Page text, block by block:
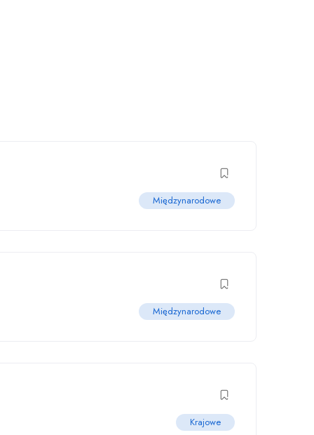
Międzynarodowe
Międzynarodowe
Krajowe